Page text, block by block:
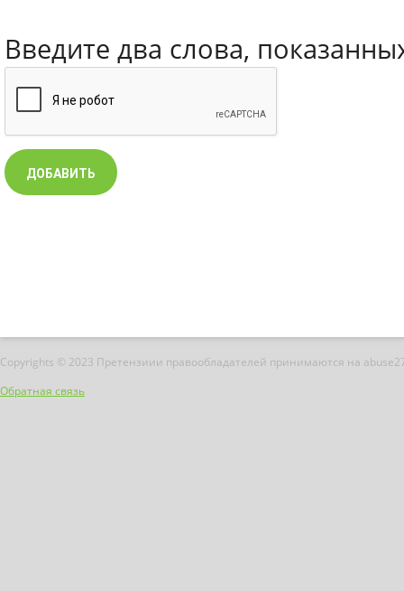
Введите два слова,
Copyrights © 2023 Претензиии правообладателей принимаются на
Обратная связь